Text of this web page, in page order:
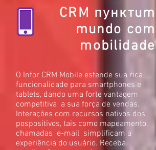
CRM пунктum
mundo com
mobilidade
O Infor CRM Mobile estende sua rica
funcionalidade para smartphones e
tablets, dando uma forte vantagem
competitiva a sua força de vendas.
Interações com recursos nativos dos
pospositivos, tais como mapeamento,
chamadas e-mail simplificam a
experiência do usuário. Receba